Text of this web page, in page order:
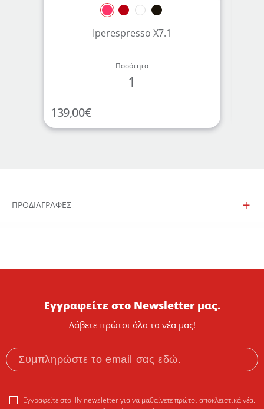
Iperespresso X7.1
Ποσότητα
1
139,00€
ΠΡΟΔΙΑΓΡΑΦΕΣ
Εγγραφείτε στο Newsletter μας.
Λάβετε πρώτοι όλα τα νέα μας!
Εγγραφείτε στο illy newsletter για να μαθαίνετε πρώτοι αποκλειστικά νέα.